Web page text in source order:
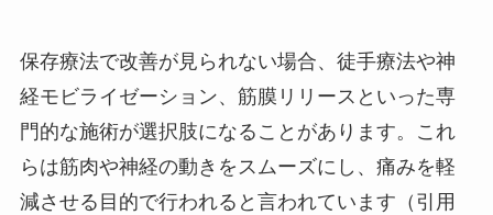
保存療法で改善が見られない場合、徒手療法や神
経モビライゼーション、筋膜リリースといった専
門的な施術が選択肢になることがあります。これ
らは筋肉や神経の動きをスムーズにし、痛みを軽
減させる目的で行われると言われています（引用